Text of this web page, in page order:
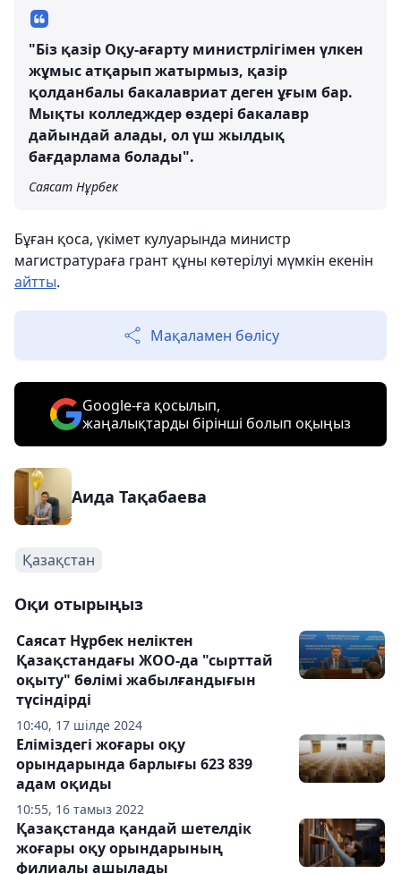
"Біз қазір Оқу-ағарту министрлігімен үлкен
жұмыс атқарып жатырмыз, қазір
қолданбалы бакалавриат деген ұғым бар.
Мықты колледждер өздері бакалавр
дайындай алады, ол үш жылдық
бағдарлама болады".
Саясат Нұрбек
Бұған қоса, үкімет кулуарында министр
магистратураға грант құны көтерілуі мүмкін екенін
айтты.
Мақаламен бөлісу
Google-ға қосылып,
жаңалықтарды бірінші болып оқыңыз
Аида Тақабаева
Қазақстан
Оқи отырыңыз
10:40, 17 шілде 2024
Саясат Нұрбек неліктен
Қазақстандағы ЖОО-да "сырттай
оқыту" бөлімі жабылғандығын
түсіндірді
10:55, 16 тамыз 2022
Еліміздегі жоғары оқу
орындарында барлығы 623 839
адам оқиды
Қазақстанда қандай шетелдік
жоғары оқу орындарының
филиалы ашылады